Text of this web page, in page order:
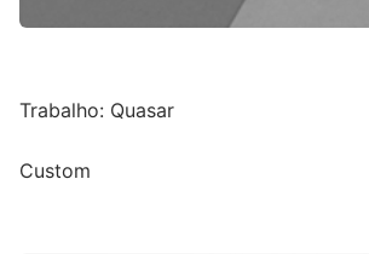
Trabalho: Quasar
Custom